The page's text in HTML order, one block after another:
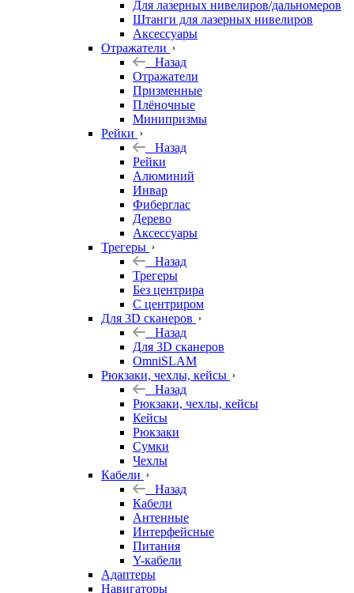
Для лазерных нивелиров/дальномеров
Штанги для лазерных нивелиров
Аксессуары
Отражатели
Назад
Отражатели
Призменные
Плёночные
Минипризмы
Рейки
Назад
Рейки
Алюминий
Инвар
Фиберглас
Дерево
Аксессуары
Трегеры
Назад
Трегеры
Без центрира
С центриром
Для 3D сканеров
Назад
Для 3D сканеров
OmniSLAM
Рюкзаки, чехлы, кейсы
Назад
Рюкзаки, чехлы, кейсы
Кейсы
Рюкзаки
Сумки
Чехлы
Кабели
Назад
Кабели
Антенные
Интерфейсные
Питания
Y-кабели
Адаптеры
Навигаторы